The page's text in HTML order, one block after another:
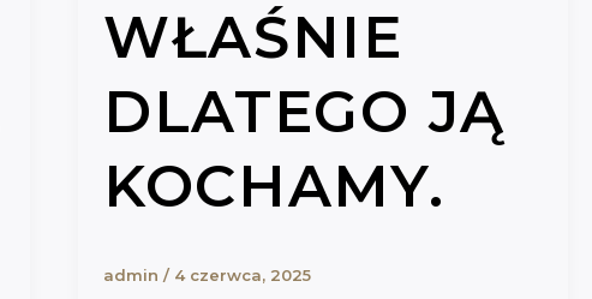
WŁAŚNIE
DLATEGO JĄ
KOCHAMY.
admin / 4 czerwca, 2025